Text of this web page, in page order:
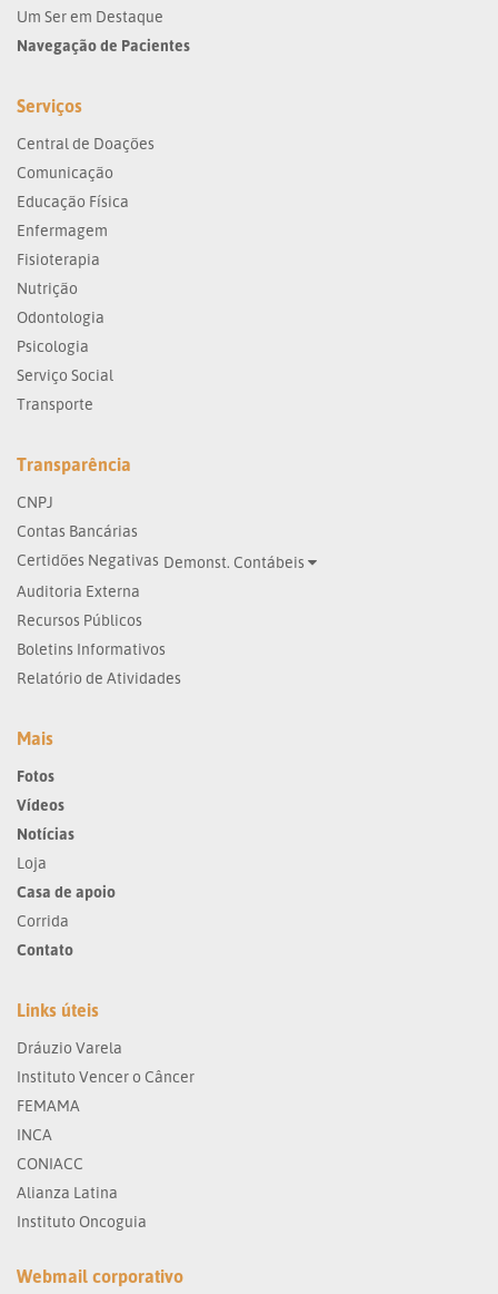
Um Ser em Destaque
Navegação de Pacientes
Serviços
Central de Doações
Comunicação
Educação Física
Enfermagem
Fisioterapia
Nutrição
Odontologia
Psicologia
Serviço Social
Transporte
Transparência
CNPJ
Contas Bancárias
Certidões Negativas Demonst. Contábeis
Auditoria Externa
Recursos Públicos
Boletins Informativos
Relatório de Atividades
Mais
Fotos
Vídeos
Notícias
Loja
Casa de apoio
Corrida
Contato
Links úteis
Dráuzio Varela
Instituto Vencer o Câncer
FEMAMA
INCA
CONIACC
Alianza Latina
Instituto Oncoguia
Webmail corporativo